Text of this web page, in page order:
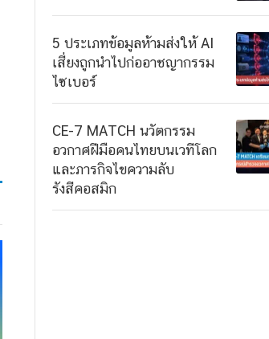
5 ประเภทข้อมูลห้ามส่งให้ AI
เสี่ยงถูกนำไปก่ออาชญากรรม
ไซเบอร์
CE-7 MATCH นวัตกรรม
อวกาศฝีมือคนไทยบนเวทีโลก
และภารกิจไขความลับ
รังสีคอสมิก